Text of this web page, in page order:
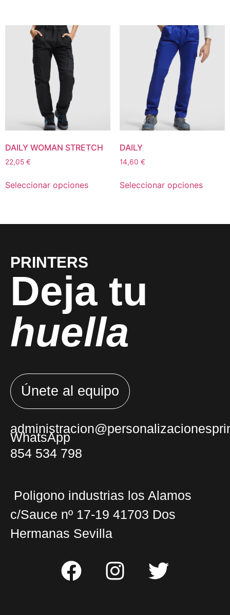
DAILY WOMAN STRETCH
22,05 €
Seleccionar opciones
DAILY
14,60 €
Seleccionar opciones
PRINTERS
Deja tu
huella
Únete al equipo
WhatsApp
854 534 798
Poligono industrias los Alamos
c/Sauce nº 17-19 41703 Dos
Hermanas Sevilla